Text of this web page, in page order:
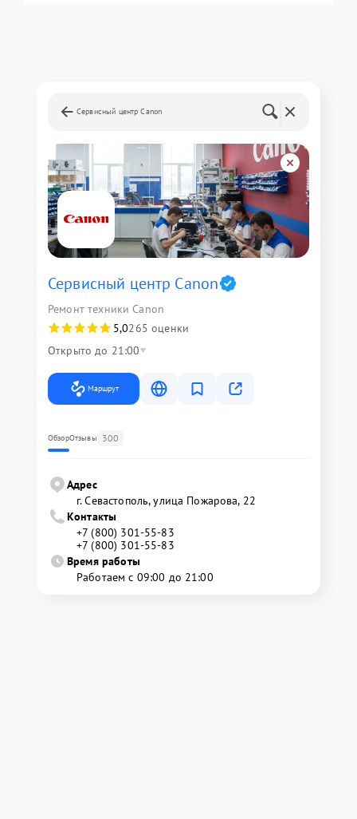
Сервисный центр Canon
Сервисный центр Canon
Ремонт техники Canon
5,0265 оценки
Открыто до 21:00
Маршрут
ОбзорОтзывы 300
Адрес
г. Севастополь, улица Пожарова, 22
Контакты
+7 (800) 301-55-83
+7 (800) 301-55-83
Время работы
Работаем с 09:00 до 21:00